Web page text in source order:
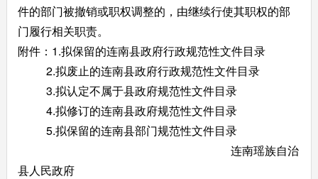
件的部门被撤销或职权调整的，由继续行使其职权的部
门履行相关职责。
附件：1.拟保留的连南县政府行政规范性文件目录
2.拟废止的连南县政府行政规范性文件目录
3.拟认定不属于县政府规范性文件目录
4.拟修订的连南县政府规范性文件目录
5.拟保留的连南县部门规范性文件目录
连南瑶族自治
县人民政府